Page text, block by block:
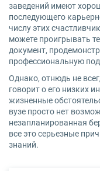
заведений имеют
последующего
числу этих
можете проигрывать
документ,
профессиональную
Однако, отнюдь не
говорит о его низких
жизненные
вузе просто нет
незапланированная
все это серьезные
знаний.